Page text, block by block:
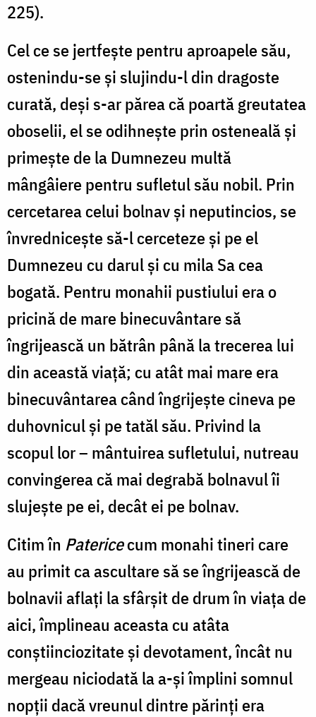
225).
Cel ce se jertfește pentru aproapele său,
ostenindu-se și slujindu-l din dragoste
curată, deși s-ar părea că poartă greutatea
oboselii, el se odihnește prin osteneală și
primește de la Dumnezeu multă
mângâiere pentru sufletul său nobil. Prin
cercetarea celui bolnav și neputincios, se
învrednicește să-l cerceteze și pe el
Dumnezeu cu darul și cu mila Sa cea
bogată. Pentru monahii pustiului era o
pricină de mare binecuvântare să
îngrijească un bătrân până la trecerea lui
din această viață; cu atât mai mare era
binecuvântarea când îngrijește cineva pe
duhovnicul și pe tatăl său. Privind la
scopul lor – mântuirea sufletului, nutreau
convingerea că mai degrabă bolnavul îi
slujește pe ei, decât ei pe bolnav.
Citim în Patericecum monahi tineri care
au primit ca ascultare să se îngrijească de
bolnavii aflați la sfârșit de drum în viața de
aici, împlineau aceasta cu atâta
conștiinciozitate și devotament, încât nu
mergeau niciodată la a-și împlini somnul
nopții dacă vreunul dintre părinți era